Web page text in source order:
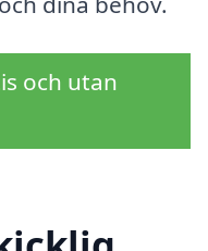
och utan